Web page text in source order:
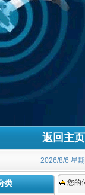
返回主页
2026/8/6 星
类
您的